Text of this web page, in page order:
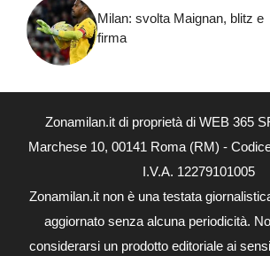
Milan: svolta Maignan, blitz e
firma
Zonamilan.it di proprietà di WEB 365
Marchese 10, 00141 Roma (RM) -
I.V.A. 12279101005
Zonamilan.it non è una testata
aggiornato senza alcuna periodicità.
considerarsi un prodotto editoriale ai